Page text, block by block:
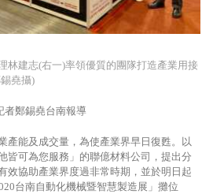
林建志(右一)率領優質的團隊打造產業用接
堯攝)
者鄭錫堯台南報導
產能及成交量，為使產業界早日復甦。以
皆可為您服務」的聯億材料公司，提出分
效協助產業界度過非常時期，並於明日起
台南自動化機械暨智慧製造展」攤位